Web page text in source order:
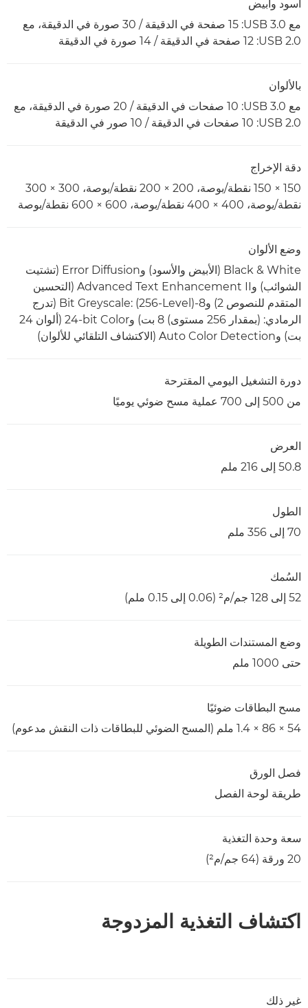
أسود وأبيض
مع USB 3.0: ‏15 صفحة في الدقيقة / 30 صورة في الدقيقة، مع
USB 2.0: ‏12 صفحة في الدقيقة / 14 صورة في الدقيقة
بالألوان
مع USB 3.0: ‏10 صفحات في الدقيقة / 20 صورة في الدقيقة، مع
USB 2.0: ‏10 صفحات في الدقيقة / 10 صور في الدقيقة
دقة الإخراج
150 × 150 نقطة/بوصة، 200 × 200 نقطة/بوصة، 300 × 300
نقطة/بوصة، 400 × 400 نقطة/بوصة، 600 × 600 نقطة/بوصة
وضع الألوان
Black & White (الأبيض والأسود) وError Diffusion (تشتيت
الشوائب) وAdvanced Text Enhancement II (التحسين
المتقدم للنصوص 2) و8-Bit Greyscale: (256-Level)‎ (تدرج
الرمادي: (بمقدار 256 مستوى) 8 بت) و24‎-bit Color (ألوان 24
بت) وAuto Color Detection (الاكتشاف التلقائي للألوان)
دورة التشغيل اليومي المقترحة
من 500 إلى 700 عملية مسح ضوئي يوميًا
العرض
50.8 إلى 216 ملم
الطول
70 إلى 356 ملم
السُمك
52 إلى 128 جم/م² (0.06 إلى 0.15 ملم)
وضع المستندات الطويلة
حتى 1000 ملم
مسح البطاقات ضوئيًا
54 × 86 × 1.4 ملم (المسح الضوئي للبطاقات ذات النقش مدعوم)
فصل الورق
طريقة لوحة الفصل
سعة وحدة التغذية
20 ورقة (64 جم/م²)
اكتشاف التغذية المزدوجة
غير ذلك